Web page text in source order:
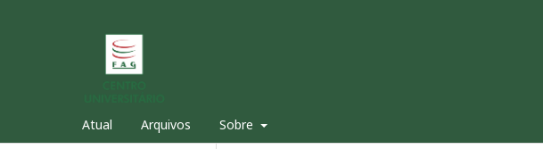
Atual Arquivos Sobre